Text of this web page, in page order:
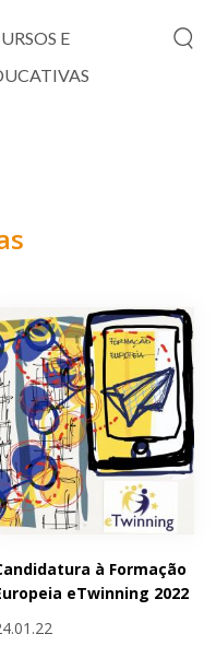
E
à Formação
eTwinning 2022